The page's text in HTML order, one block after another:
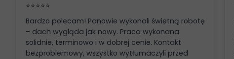
⭐⭐⭐⭐⭐
Bardzo polecam! Panowie wykonali świetną robotę
– dach wygląda jak nowy. Praca wykonana
solidnie, terminowo i w dobrej cenie. Kontakt
bezproblemowy, wszystko wytłumaczyli przed